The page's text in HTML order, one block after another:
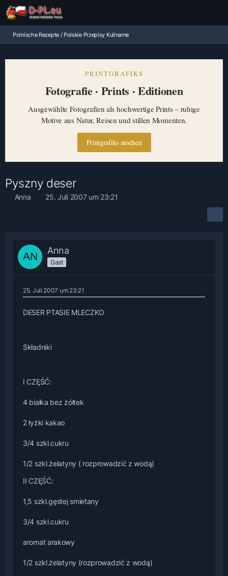
Polnische Rezepte / Polskie Przepisy Kulinarne
PRINTGRAFIKS
Fotografie · Prints · Editionen
Ausgewählte Fotografien als hochwertige Prints – ruhige
Motive aus Natur, Reisen und stillen Momenten.
Printgrafiks ansehen
Pyszny deser
Anna 25. Juli 2007 um 23:21
Anna
Gast
25. Juli 2007 um 23:21
DESER PTASIE MLECZKO
Składniki
I CZĘŚĆ:
4 białka bez żółtek
2 łyżki kakao
3/4 szkl.cukru
1/2 szkl.żelatyny ( rozprowadzić z wodą)
II CZĘŚĆ:
1,5 szkl.gęstej smietany
3/4 szkl.cukru
aromat arakowy
1/2 szkl.żelatyny (rozprowadzić z wodą)